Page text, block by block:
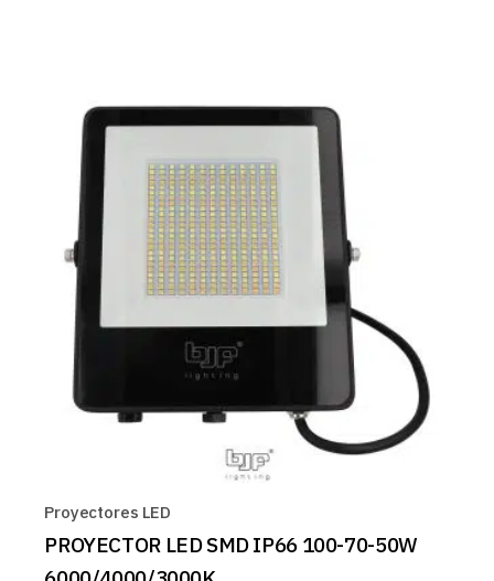
Proyectores LED
PROYECTOR LED SMD IP66 100-70-50W